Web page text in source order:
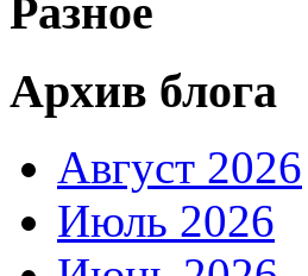
Разное
Архив блога
Август 2026
Июль 2026